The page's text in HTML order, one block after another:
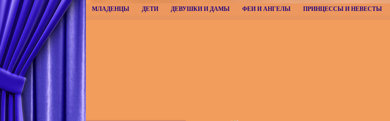
МЛАДЕНЦЫ ДЕТИ ДЕВУШКИ И ДАМЫ ФЕИ И АНГЕЛЫ ПРИНЦЕССЫ И НЕВЕСТЫ